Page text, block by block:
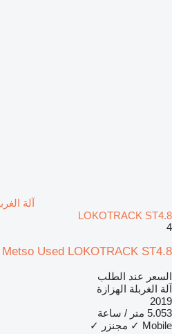
LOKOTRACK ST4.8
4
Metso Used LOKOTRACK ST4.8
السعر عند الطلب
آلة الغربلة الهزازة
2019
5.053 متر / ساعة
Mobile
✓ مجنزر
✓